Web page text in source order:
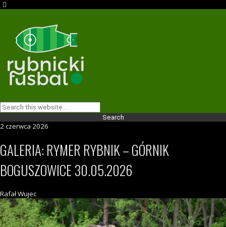
2 czerwca 2026
GALERIA: RYMER RYBNIK – GÓRNIK
BOGUSZOWICE 30.05.2026
Rafał Wujec